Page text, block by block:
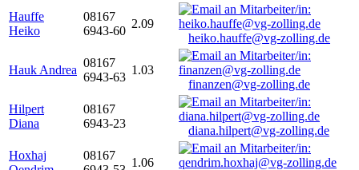
Hauffe
Heiko
08167
6943-60
2.09
heiko.hauffe@vg-zolling.de
Hauk Andrea
08167
6943-63
1.03
finanzen@vg-zolling.de
Hilpert
Diana
08167
6943-23
diana.hilpert@vg-zolling.de
Hoxhaj
08167
1.06